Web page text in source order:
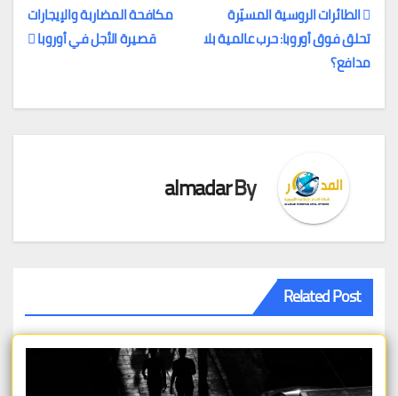
تصفّح
المقالات
مكافحة المضاربة والإيجارات
قصيرة الأجل في أوروبا
الطائرات الروسية المسيّرة
تحلق فوق أوروبا: حرب عالمية بلا
مدافع؟
By
almadar
Related Post